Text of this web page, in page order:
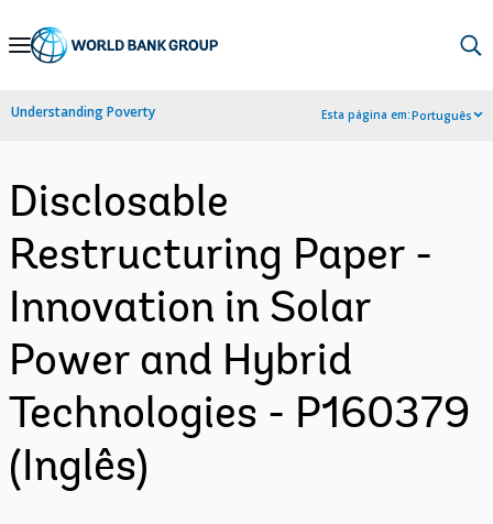
Skip
Navigation
Understanding Poverty Esta página em:Português
Disclosable
Restructuring Paper -
Innovation in Solar
Power and Hybrid
Technologies - P160379
(Inglês)